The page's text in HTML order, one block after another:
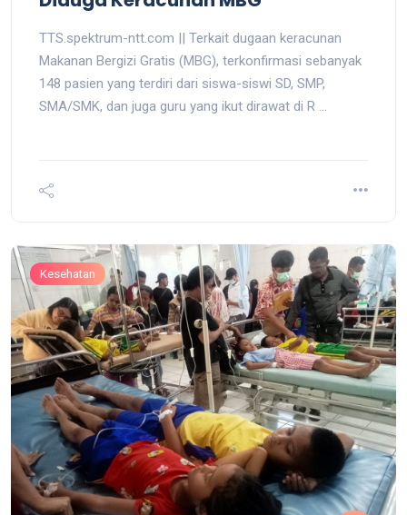
TTS.spektrum-ntt.com || Terkait dugaan keracunan
Makanan Bergizi Gratis (MBG), terkonfirmasi sebanyak
148 pasien yang terdiri dari siswa-siswi SD, SMP,
SMA/SMK, dan juga guru yang ikut dirawat di R ...
Kesehatan